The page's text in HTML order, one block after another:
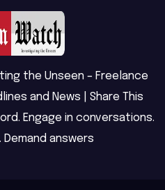
the Unseen – Freelance
and News | Share This
Engage in conversations.
answers